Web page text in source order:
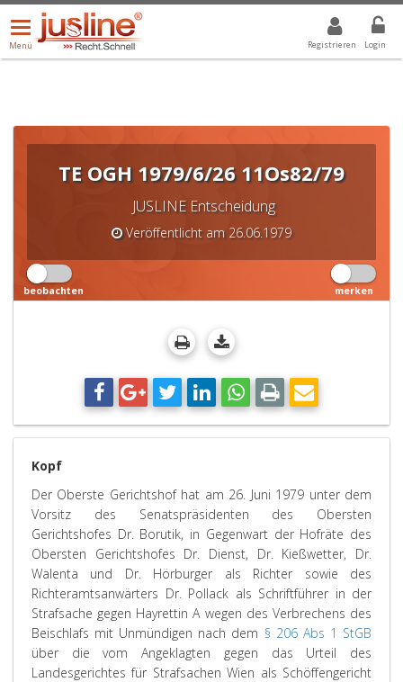
Registrieren Login
Menü
öffnen/schließen
Menü
ALLE DROPDOWN: GEWÄHLTER WERT IST ALLE
TE OGH 1979/6/26 11Os82/79
JUSLINE Entscheidung
Veröffentlicht am 26.06.1979
beobachten merken
Kopf
Der Oberste Gerichtshof hat am 26. Juni 1979 unter dem
Vorsitz des Senatspräsidenten des Obersten
Gerichtshofes Dr. Borutik, in Gegenwart der Hofräte des
Obersten Gerichtshofes Dr. Dienst, Dr. Kießwetter, Dr.
Walenta und Dr. Hörburger als Richter sowie des
Richteramtsanwärters Dr. Pollack als Schriftführer in der
Strafsache gegen Hayrettin A wegen des Verbrechens des
Beischlafs mit Unmündigen nach dem § 206 Abs 1 StGB
über die vom Angeklagten gegen das Urteil des
Landesgerichtes für Strafsachen Wien als Schöffengericht